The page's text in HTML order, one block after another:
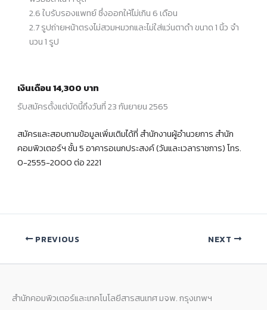
2.6 ใบรับรองแพทย์ ซึ่งออกให้ไม่เกิน 6 เดือน
2.7 รูปถ่ายหน้าตรงไม่สวมหมวกและไม่ใส่แว่นตาดํา ขนาด 1 นิ้ว จํา
นวน 1 รูป
เงินเดือน 14,300 บาท
รับสมัครตั้งแต่บัดนี้ถึงวันที่ 23 กันยายน 2565
สมัครและสอบถามข้อมูลเพิ่มเติมได้ที่ สำนักงานผู้อำนวยการ สำนัก
คอมพิวเตอร์ฯ ชั้น 5 อาคารอเนกประสงค์ (วันและเวลาราชการ) โทร.
0-2555-2000 ต่อ 2221
PREVIOUS NEXT
สำนักคอมพิวเตอร์และเทคโนโลยีสารสนเทศ มจพ. กรุงเทพฯ